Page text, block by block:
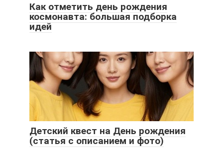
Как отметить день рождения
космонавта: большая подборка
идей
Детский квест на День рождения
(статья с описанием и фото)